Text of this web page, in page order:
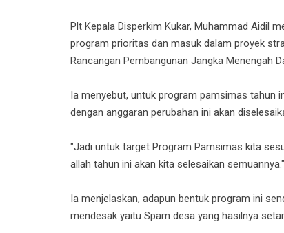
Plt Kepala Disperkim Kukar, Muhammad Aidil
program prioritas dan masuk dalam proyek
Rancangan Pembangunan Jangka Menengah
Ia menyebut, untuk program pamsimas tahun
dengan anggaran perubahan ini akan
"Jadi untuk target Program Pamsimas kita
allah tahun ini akan kita selesaikan
Ia menjelaskan, adapun bentuk program ini
mendesak yaitu Spam desa yang hasilnya